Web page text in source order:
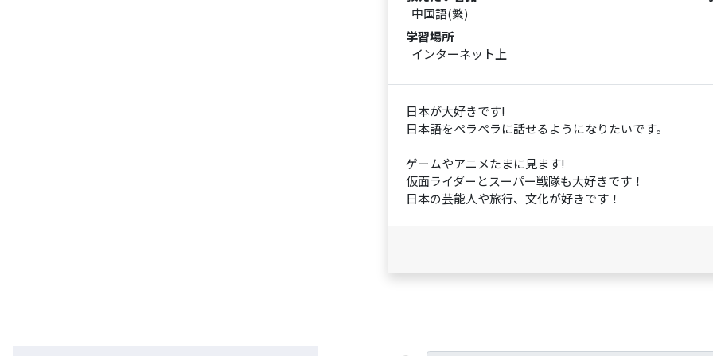
中国語(繁)
学習場所
インターネット上
日本が大好きです!
日本語をペラペラに話せるようになりたいです。
ゲームやアニメたまに見ます!
仮面ライダーとスーパー戦隊も大好きです！
日本の芸能人や旅行、文化が好きです！